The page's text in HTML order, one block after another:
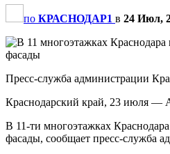
по КРАСНОДАР1 в 24 Июл,
Пресс-служба администрации
Краснодарский край, 23 июля
В 11-ти многоэтажках
фасады, сообщает пресс-служба